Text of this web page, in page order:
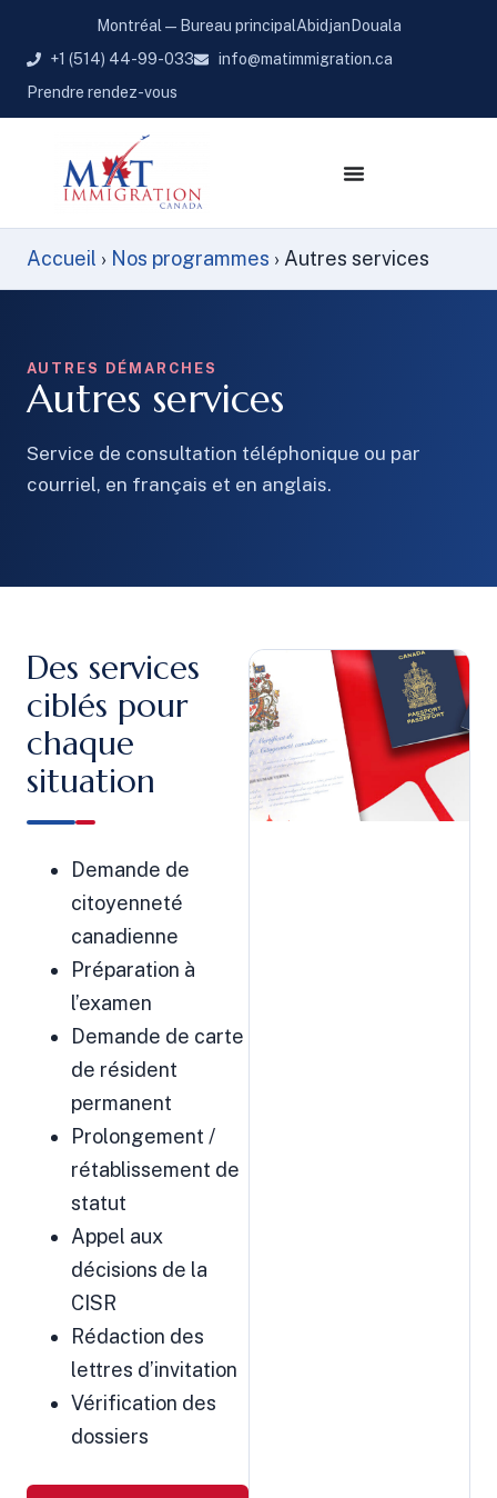
Montréal — Bureau principalAbidjan Douala
+1 (514) 44-99-033
info@matimmigration.ca
Prendre rendez-vous
Accueil › Nos programmes › Autres services
AUTRES DÉMARCHES
Autres services
Service de consultation téléphonique ou par
courriel, en français et en anglais.
Des services
ciblés pour
chaque
situation
Demande de
citoyenneté
canadienne
Préparation à
l’examen
Demande de carte
de résident
permanent
Prolongement /
rétablissement de
statut
Appel aux
décisions de la
CISR
Rédaction des
lettres d’invitation
Vérification des
dossiers